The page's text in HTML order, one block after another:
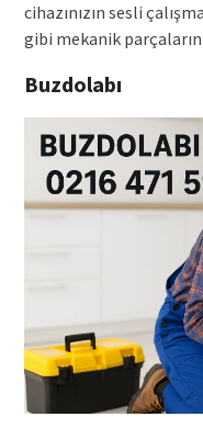
cihazınızın sesli
gibi mekanik
Buzdolabı